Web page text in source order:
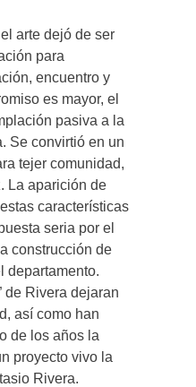
arte dejó de ser
para
encuentro y
es mayor, el
pasiva a la
Se convirtió en un
tejer comunidad,
La aparición de
características
seria por el
construcción de
departamento.
de Rivera dejaran
así como han
de los años la
proyecto vivo la
Rivera.